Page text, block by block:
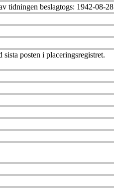
tidningen beslagtogs: 1942-08-28
sista posten i placeringsregistret.